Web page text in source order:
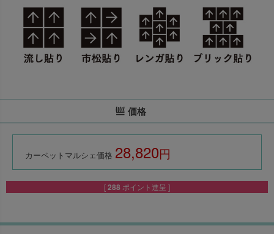
価格
カーペットマルシェ価格 28,820
[288 ポイント進呈 ]